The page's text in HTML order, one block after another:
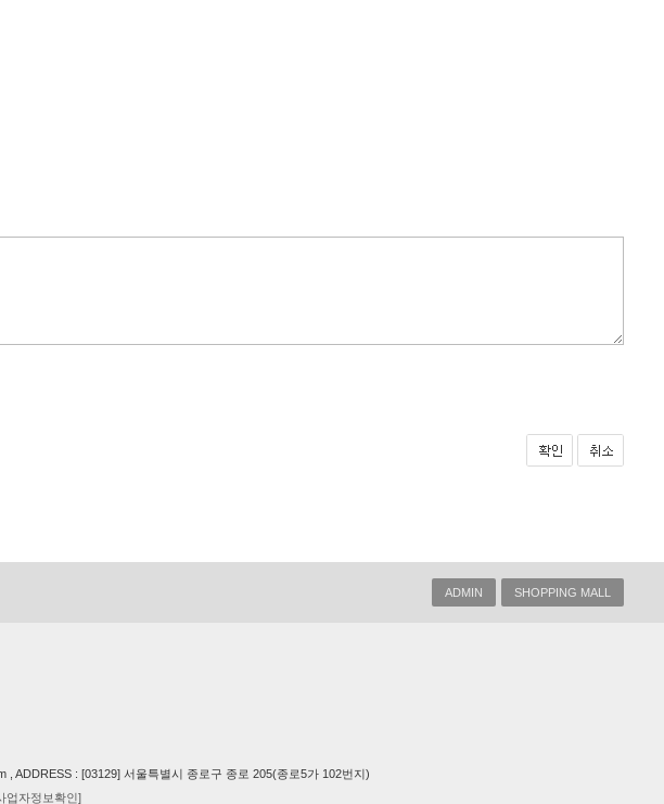
ADMIN SHOPPING MALL
ADDRESS : [03129] 서울특별시 종로구 종로 205(종로5가 102번지)
업자정보확인]